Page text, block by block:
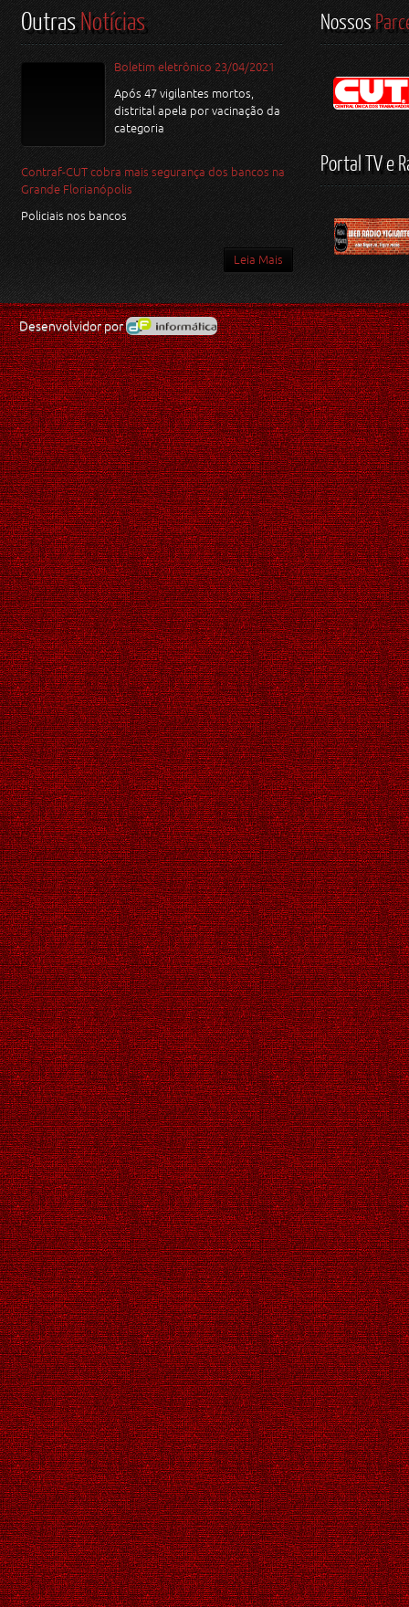
OutrasNotícias
Boletim eletrônico 23/04/2021
Após 47 vigilantes mortos,
distrital apela por vacinação da
categoria
Contraf-CUT cobra mais segurança dos bancos na
Grande Florianópolis
Policiais nos bancos
Leia Mais
Nossos
Portal TV e
Desenvolvidor por